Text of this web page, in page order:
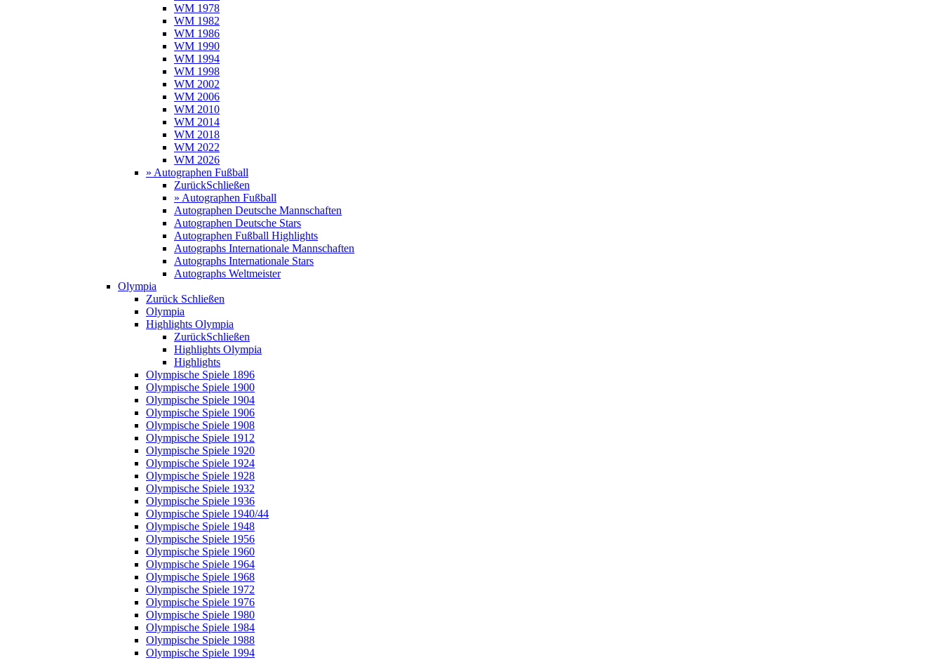
WM 1978
WM 1982
WM 1986
WM 1990
WM 1994
WM 1998
WM 2002
WM 2006
WM 2010
WM 2014
WM 2018
WM 2022
WM 2026
» Autographen Fußball
ZurückSchließen
» Autographen Fußball
Autographen Deutsche Mannschaften
Autographen Deutsche Stars
Autographen Fußball Highlights
Autographs Internationale Mannschaften
Autographs Internationale Stars
Autographs Weltmeister
Olympia
Zurück Schließen
Olympia
Highlights Olympia
ZurückSchließen
Highlights Olympia
Highlights
Olympische Spiele 1896
Olympische Spiele 1900
Olympische Spiele 1904
Olympische Spiele 1906
Olympische Spiele 1908
Olympische Spiele 1912
Olympische Spiele 1920
Olympische Spiele 1924
Olympische Spiele 1928
Olympische Spiele 1932
Olympische Spiele 1936
Olympische Spiele 1940/44
Olympische Spiele 1948
Olympische Spiele 1956
Olympische Spiele 1960
Olympische Spiele 1964
Olympische Spiele 1968
Olympische Spiele 1972
Olympische Spiele 1976
Olympische Spiele 1980
Olympische Spiele 1984
Olympische Spiele 1988
Olympische Spiele 1994